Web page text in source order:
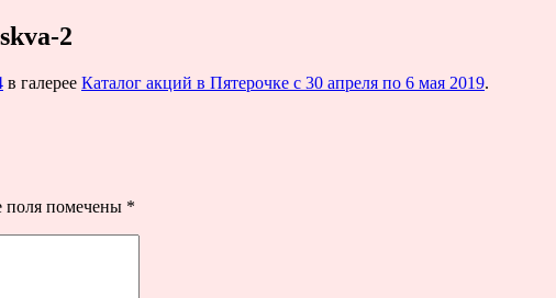
2
в галерее Каталог акций в Пятерочке с 30 апреля по 6 мая 2019.
поля помечены *